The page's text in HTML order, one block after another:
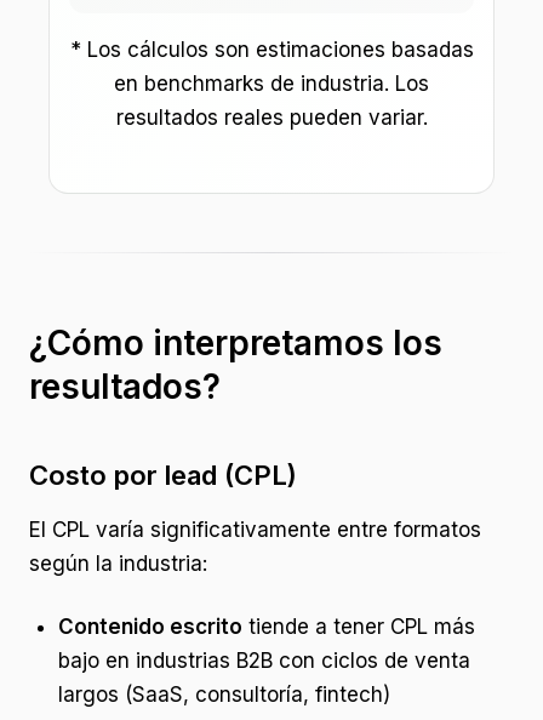
* Los cálculos son estimaciones basadas
en benchmarks de industria. Los
resultados reales pueden variar.
¿Cómo interpretamos los
resultados?
Costo por lead (CPL)
El CPL varía significativamente entre formatos
según la industria:
Contenido escrito tiende a tener CPL más
bajo en industrias B2B con ciclos de venta
largos (SaaS, consultoría, fintech)